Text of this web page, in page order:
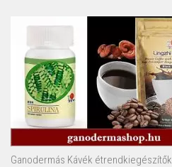
Ganodermás Kávék étrendkiegészítők